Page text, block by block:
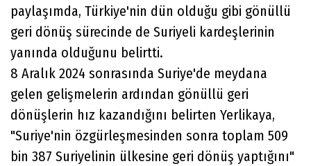
paylaşımda, Türkiye'nin dün olduğu gibi gönüllü
geri dönüş sürecinde de Suriyeli kardeşlerinin
yanında olduğunu belirtti.
8 Aralık 2024 sonrasında Suriye'de meydana
gelen gelişmelerin ardından gönüllü geri
dönüşlerin hız kazandığını belirten Yerlikaya,
"Suriye'nin özgürleşmesinden sonra toplam 509
bin 387 Suriyelinin ülkesine geri dönüş yaptığını"